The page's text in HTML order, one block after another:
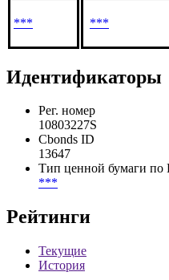
*** ***
Идентификаторы
Рег. номер
10803227S
Cbonds ID
13647
Тип ценной бумаги
***
Рейтинги
Текущие
История